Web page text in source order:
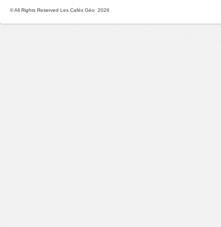
© All Rights Reserved Les Cafés Géo 2026